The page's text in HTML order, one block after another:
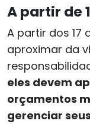
A partir de
A partir dos 17
aproximar da
eles devem
orçamentos
gerenciar